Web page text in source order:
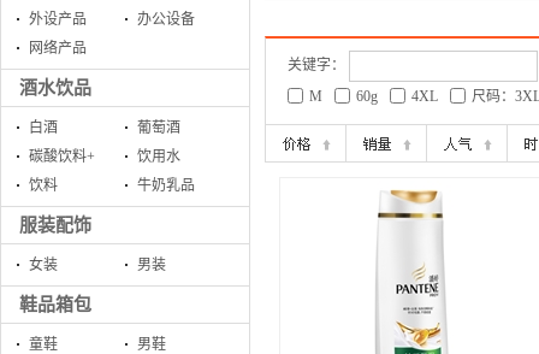
外设产品
办公设备
网络产品
酒水饮品
白酒
葡萄酒
碳酸饮料+
饮用水
饮料
牛奶乳品
服装配饰
女装 男装
鞋品箱包
童鞋
男鞋
关键字：
M
60g 4XL 尺码：